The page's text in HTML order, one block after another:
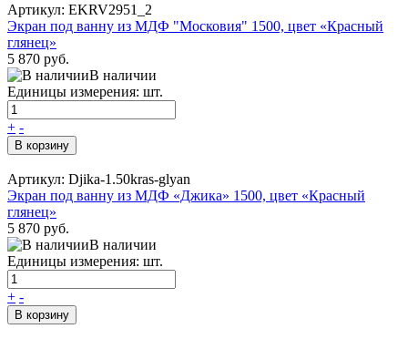
Артикул: EKRV2951_2
Экран под ванну из МДФ "Московия" 1500, цвет «Красный
глянец»
5 870 руб.
В наличии
Единицы измерения: шт.
+ -
В корзину
Артикул: Djika-1.50kras-glyan
Экран под ванну из МДФ «Джика» 1500, цвет «Красный
глянец»
5 870 руб.
В наличии
Единицы измерения: шт.
+ -
В корзину